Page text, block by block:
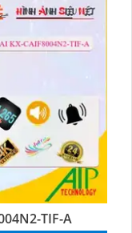
TIF-A